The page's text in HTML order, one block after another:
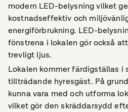
modern LED-belysning vilket
kostnadseffektiv och
energiförbrukning. LED-
fönstrena i lokalen gör också
trevligt ljus.
Lokalen kommer färdigställas i
tillträdande hyresgäst. På
kunna vara med och utforma
vilket gör den skräddarsydd